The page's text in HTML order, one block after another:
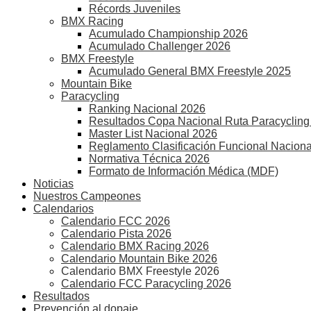
Récords Juveniles
BMX Racing
Acumulado Championship 2026
Acumulado Challenger 2026
BMX Freestyle
Acumulado General BMX Freestyle 2025
Mountain Bike
Paracycling
Ranking Nacional 2026
Resultados Copa Nacional Ruta
Master List Nacional 2026
Reglamento Clasificación Funcional Nacional
Normativa Técnica 2026
Formato de Información Médica (MDF)
Noticias
Nuestros Campeones
Calendarios
Calendario FCC 2026
Calendario Pista 2026
Calendario BMX Racing 2026
Calendario Mountain Bike 2026
Calendario BMX Freestyle 2026
Calendario FCC Paracycling 2026
Resultados
Prevención al dopaje